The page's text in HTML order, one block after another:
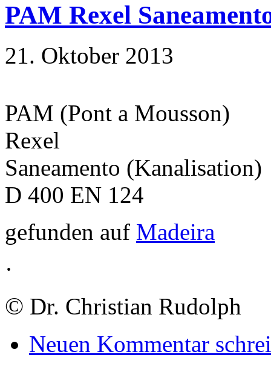
PAM Rexel
21. Oktober 2013
PAM (Pont a Mousson)
Rexel
Saneamento (Kanalisation)
D 400 EN 124
gefunden auf Madeira
·
© Dr. Christian Rudolph
Neuen Kommentar